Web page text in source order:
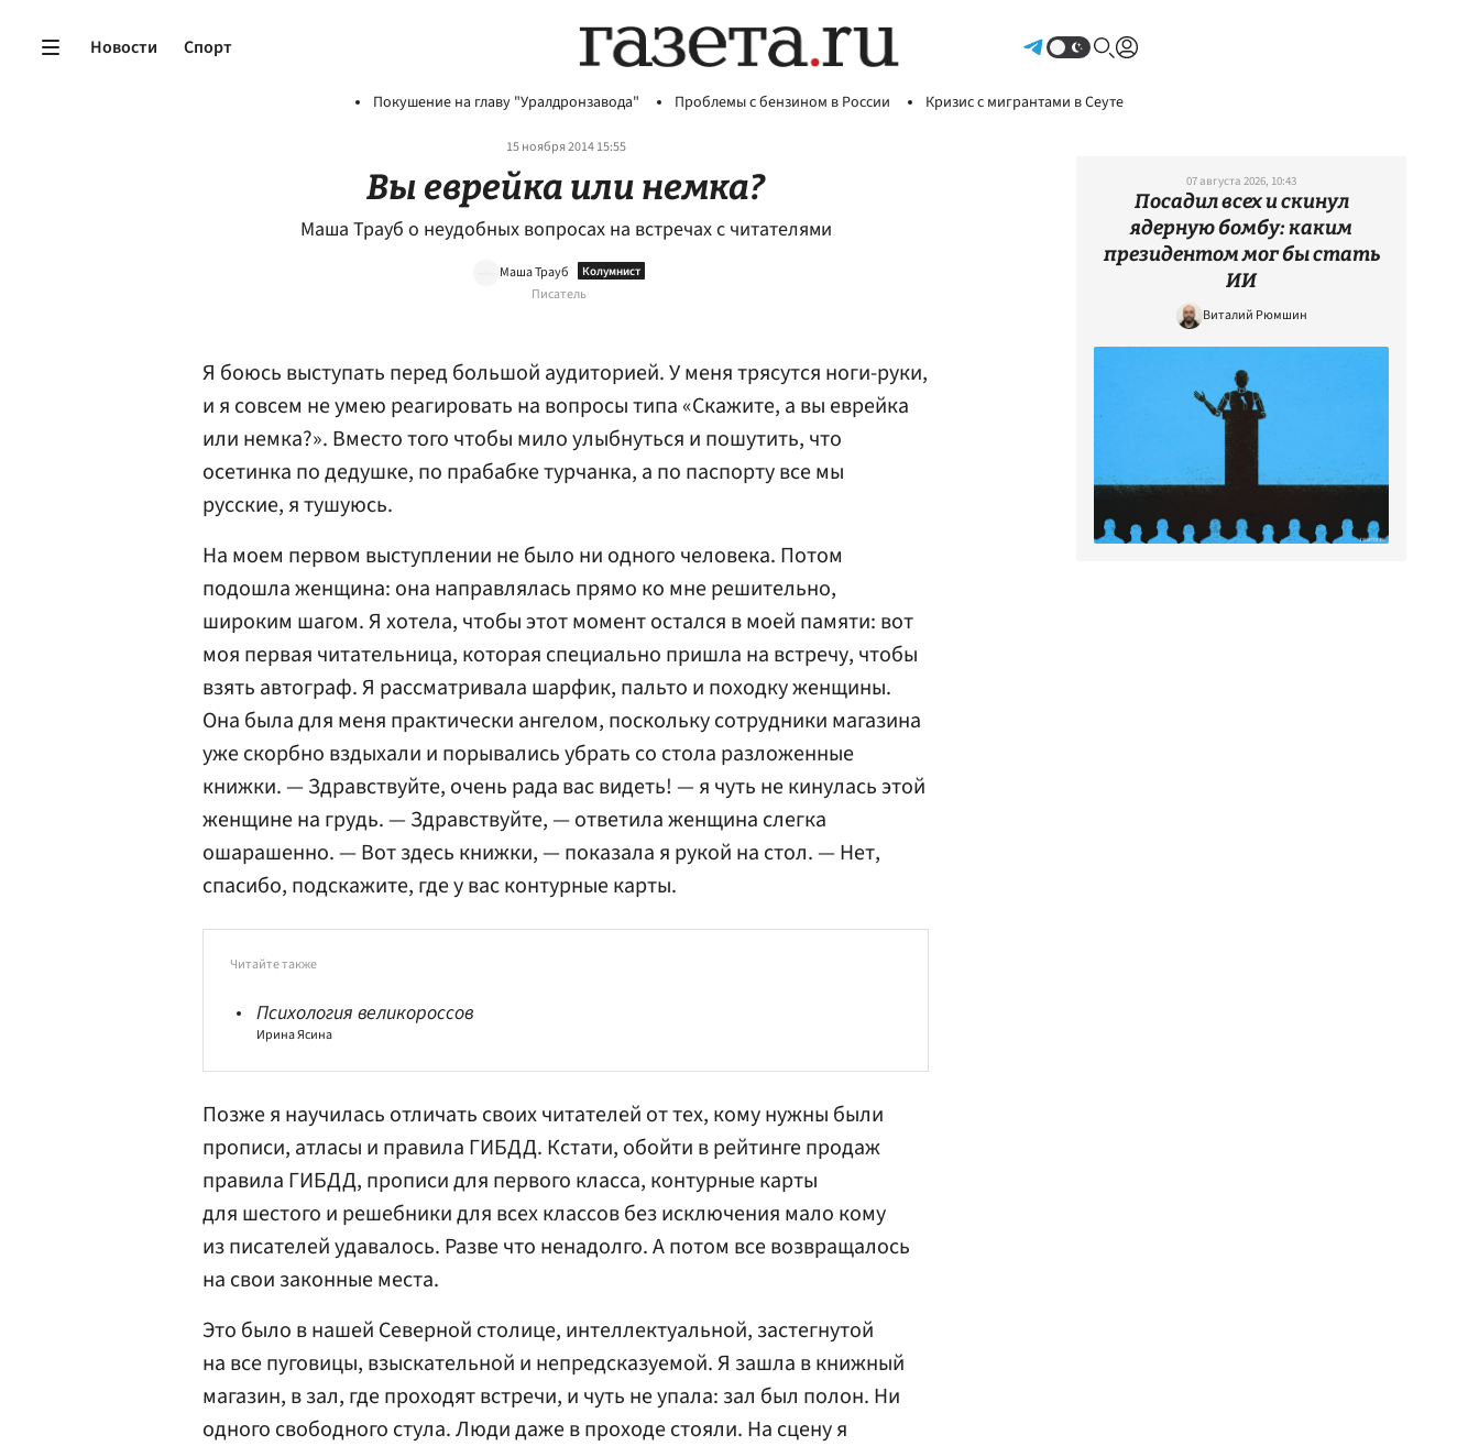
Новости Спорт
Покушение на главу "Уралдронзавода" Проблемы с бензином в России Кризис с мигрантами в Сеуте
15 ноября 2014 15:55
Вы еврейка или немка?
Маша Трауб о неудобных вопросах на встречах с читателями
Маша Трауб
Писатель
Я боюсь выступать перед большой аудиторией. У меня трясутся ноги-руки,
и я совсем не умею реагировать на вопросы типа «Скажите, а вы еврейка
или немка?». Вместо того чтобы мило улыбнуться и пошутить, что
осетинка по дедушке, по прабабке турчанка, а по паспорту все мы
русские, я тушуюсь.
На моем первом выступлении не было ни одного человека. Потом
подошла женщина: она направлялась прямо ко мне решительно,
широким шагом. Я хотела, чтобы этот момент остался в моей памяти: вот
моя первая читательница, которая специально пришла на встречу, чтобы
взять автограф. Я рассматривала шарфик, пальто и походку женщины.
Она была для меня практически ангелом, поскольку сотрудники магазина
уже скорбно вздыхали и порывались убрать со стола разложенные
книжки. — Здравствуйте, очень рада вас видеть! — я чуть не кинулась этой
женщине на грудь. — Здравствуйте, — ответила женщина слегка
ошарашенно. — Вот здесь книжки, — показала я рукой на стол. — Нет,
спасибо, подскажите, где у вас контурные карты.
Читайте также
Психология великороссов
Ирина Ясина
Позже я научилась отличать своих читателей от тех, кому нужны были
прописи, атласы и правила ГИБДД. Кстати, обойти в рейтинге продаж
правила ГИБДД, прописи для первого класса, контурные карты
для шестого и решебники для всех классов без исключения мало кому
из писателей удавалось. Разве что ненадолго. А потом все возвращалось
на свои законные места.
Это было в нашей Северной столице, интеллектуальной, застегнутой
на все пуговицы, взыскательной и непредсказуемой. Я зашла в книжный
магазин, в зал, где проходят встречи, и чуть не упала: зал был полон. Ни
одного свободного стула. Люди даже в проходе стояли. На сцену я
07 августа 2026, 10:43
Посадил всех и скинул
ядерную бомбу: каким
президентом мог бы стать
ИИ
Виталий Рюмшин